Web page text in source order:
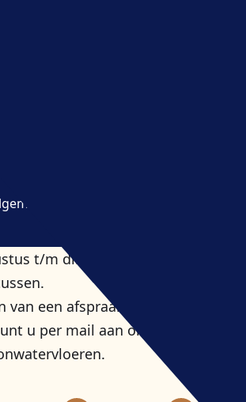
Voorwaarden
t/m dinsdag 11 augustus zijn
een afspraak en of Belangrijke
u per mail aan ons doorgeven.